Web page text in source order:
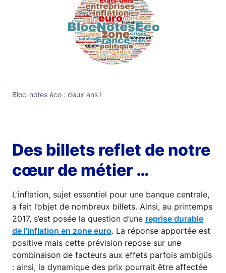
Bloc-notes éco : deux ans !
Des billets reflet de notre
cœur de métier …
L’inflation, sujet essentiel pour une banque centrale,
a fait l’objet de nombreux billets. Ainsi, au printemps
2017, s’est posée la question d’une reprise durable
de l’inflation en zone euro. La réponse apportée est
positive mais cette prévision repose sur une
combinaison de facteurs aux effets parfois ambigüs
: ainsi, la dynamique des prix pourrait être affectée